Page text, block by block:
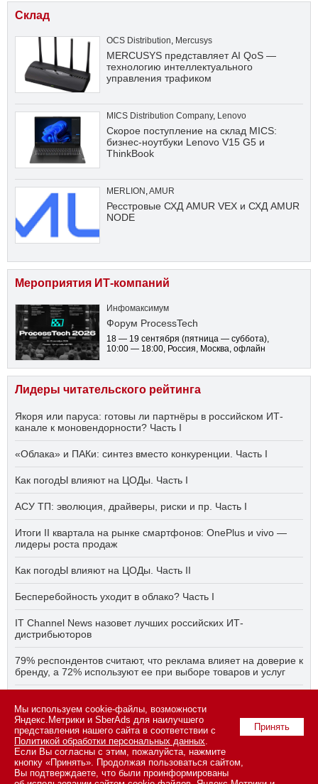
Склад
OCS Distribution, Mercusys
MERCUSYS представляет AI QoS —
технологию интеллектуального
управления трафиком
MICS Distribution Company, Lenovo
Скорое поступление на склад MICS:
бизнес-ноутбуки Lenovo V15 G5 и
ThinkBook
MERLION ,AMUR
Ресстровые СХД AMUR VEX и СХД AMUR
NODE
Мероприятия ИТ-компаний
Инфомаксимум
Форум ProcessTech
18 — 19 сентября (пятница — суббота),
10:00 — 18:00, Россия, Москва, офлайн
Лидеры читательского рейтинга
Якоря или паруса: готовы ли партнёры в российском ИТ-
канале к моновендорности? Часть I
«Облака» и ПАКи: синтез вместо конкуренции. Часть I
Как погодЫ влияют на ЦОДы. Часть I
АСУ ТП: эволюция, драйверы, риски и пр. Часть I
Итоги II квартала на рынке смартфонов: OnePlus и vivo —
лидеры роста продаж
Как погодЫ влияют на ЦОДы. Часть II
Бесперебойность уходит в облако? Часть I
IT Channel News назовет лучших российских ИТ-
дистрибьюторов
79% респондентов считают, что реклама влияет на доверие к
бренду, а 72% используют ее при выборе товаров и услуг
ПО нужно всё сразу? Часть I
© 2026 ООО «СК ПРЕСС».Политика конфиденциальности
персональных данных,информация об авторских правах и порядке
использования материалов сайта
Принять
Мы используем cookie-файлы, возможности
Яндекс.Метрики и SberAds для наилучшего
представления нашего сайта в соответствии с
Политикой обработки персональных данных.
Если Вы согласны с этим, пожалуйста, нажмите
кнопку «Принять». Продолжая пользоваться сайтом,
Вы подтверждаете, что были проинформированы